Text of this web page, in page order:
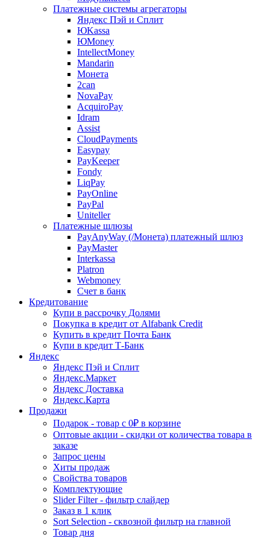
Платежные системы агрегаторы
Яндекс Пэй и Сплит
ЮKassa
ЮMoney
IntellectMoney
Mandarin
Монета
2can
NovaPay
AcquiroPay
Idram
Assist
CloudPayments
Easypay
PayKeeper
Fondy
LiqPay
PayOnline
PayPal
Uniteller
Платежные шлюзы
PayAnyWay (/Монета) платежный шлюз
PayMaster
Interkassa
Platron
Webmoney
Счет в банк
Кредитование
Купи в рассрочку Долями
Покупка в кредит от Alfabank Credit
Купить в кредит Почта Банк
Купи в кредит Т-Банк
Яндекс
Яндекс Пэй и Сплит
Яндекс.Маркет
Яндекс Доставка
Яндекс.Карта
Продажи
Подарок - товар с 0₽ в корзине
Оптовые акции - скидки от количества товара в
заказе
Запрос цены
Хиты продаж
Свойства товаров
Комплектующие
Slider Filter - фильтр слайдер
Заказ в 1 клик
Sort Selection - сквозной фильтр на главной
Товар дня